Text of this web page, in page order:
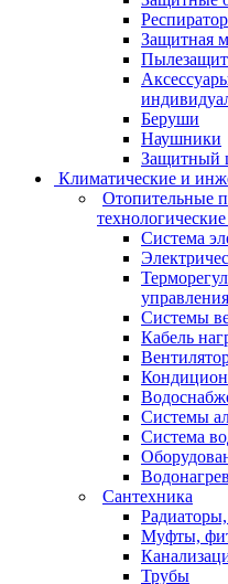
Респиратор
Защитная
Беруши
Наушники
Защитный
Климатические и
Отопительные
Система
Системы
Кабель
Системы
Система
Сантехника
Муфты,
Трубы